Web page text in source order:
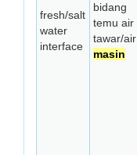
fresh/salt
water
interface
bidang
temu air
tawar/air
masin